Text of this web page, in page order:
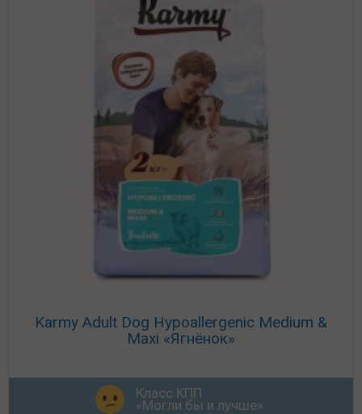
Karmy Adult Dog Hypoallergenic Medium &
Maxi «Ягнёнок»
Класс КПП
«Могли бы и лучше»